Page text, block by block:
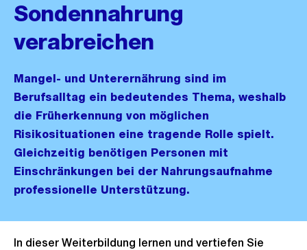
Sondennahrung
verabreichen
Mangel- und Unterernährung sind im
Berufsalltag ein bedeutendes Thema, weshalb
die Früherkennung von möglichen
Risikosituationen eine tragende Rolle spielt.
Gleichzeitig benötigen Personen mit
Einschränkungen bei der Nahrungsaufnahme
professionelle Unterstützung.
In dieser Weiterbildung lernen und vertiefen Sie